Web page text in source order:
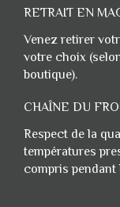
RETRAIT EN
Venez retirer
votre choix
boutique).
CHAÎNE DU
Respect de la
températures
compris pendant